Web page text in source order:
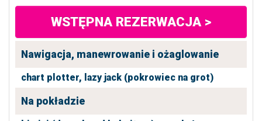
WSTĘPNA REZERWACJA >
Nawigacja, manewrowanie i ożaglowanie
chart plotter, lazy jack (pokrowiec na grot)
Na pokładzie